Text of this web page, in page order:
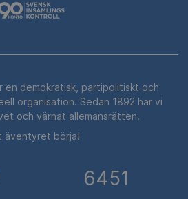
en demokratisk, partipolitiskt och
organisation. Sedan 1892 har vi
och värnat allemansrätten.
äventyret börja!
6451